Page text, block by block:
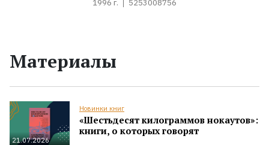
1996 г. 5253008756
Материалы
21.07.2026
Новинки книг
«Шестьдесят килограммов нокаутов»:
книги, о которых говорят